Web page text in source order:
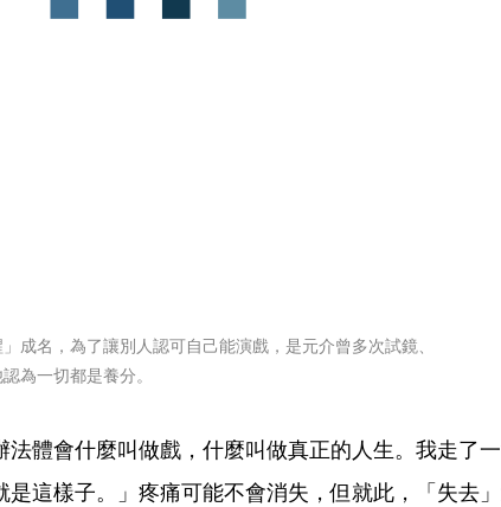
成名，為了讓別人認可自己能演戲，是元介曾多次試鏡、
為一切都是養分。
法體會什麼叫做戲，什麼叫做真正的人生。我走了
這樣子。」疼痛可能不會消失，但就此，「失去